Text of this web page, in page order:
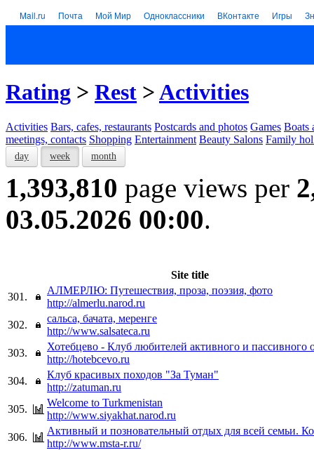
Mail.ru Почта Мой Мир Одноклассники ВКонтакте Игры
Rating > Rest >Activities
Activities Bars, cafes, restaurants Postcards and photos Games Boats
meetings, contacts Shopping Entertainment Beauty Salons Family
day week month
1,393,810 page views per
03.05.2026 00:00.
Site title
301.
АЛМЕРЛЮ: Путешествия, проза, поэзия, фото
http://almerlu.narod.ru
302.
сальса, бачата, меренге
http://www.salsateca.ru
303.
Хотебцево - Клуб любителей активного и пассивного
http://hotebcevo.ru
304.
Клуб красивых походов "За Туман"
http://zatuman.ru
305.
Welcome to Turkmenistan
http://www.siyakhat.narod.ru
306.
Активный и позновательный отдых для всей семьи.
http://www.msta-r.ru/